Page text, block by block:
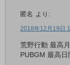
匿名 より:
2018年12月19日
荒野行動 最高
PUBGM 最高